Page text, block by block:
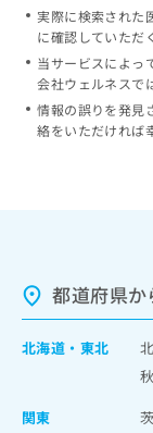
実際に検索された
に確認していただ
当サービスによっ
会社ウェルネスで
情報の誤りを発見
絡をいただければ
都道府県か
北海道 ・ 東北
関東